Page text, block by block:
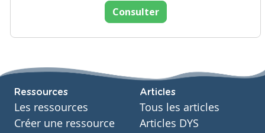
Consulter
Ressources
Les ressources
Créer une ressource
Articles
Tous les articles
Articles DYS